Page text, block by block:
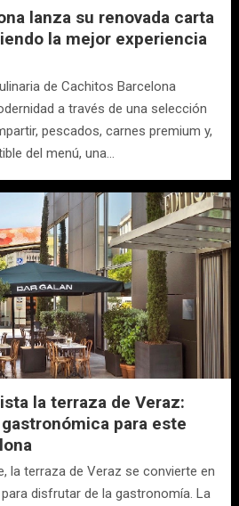
lanza su renovada carta
la mejor experiencia
de Cachitos Barcelona
a través de una selección
pescados, carnes premium y,
del menú, una…
la terraza de Veraz:
para este
la terraza de Veraz se convierte en
disfrutar de la gastronomía. La